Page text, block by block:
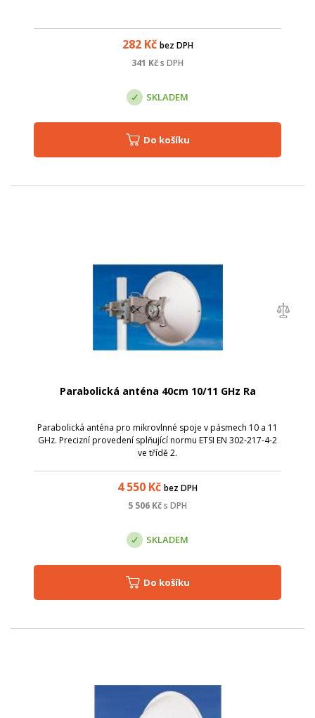
282Kč bez DPH
341 Kčs DPH
SKLADEM
Do košíku
Parabolická anténa 40cm 10/11 GHz Ra
Parabolická anténa pro mikrovlnné spoje v pásmech 10 a 11
GHz. Precizní provedení splňující normu ETSI EN 302-217-4-2
ve třídě 2.
4 550 Kč bez DPH
5 506 Kčs DPH
SKLADEM
Do košíku